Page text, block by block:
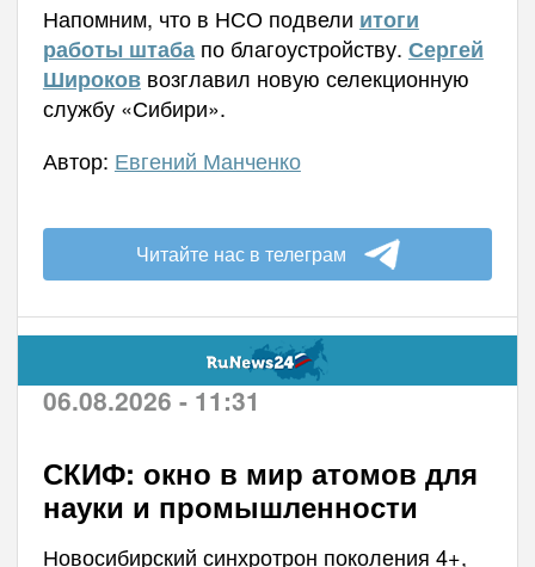
Напомним, что в НСО подвели итоги
работы штабапо благоустройству. Сергей
Широковвозглавил новую селекционную
службу «Сибири».
Автор: Евгений Манченко
Читайте нас в телеграм
06.08.2026 - 11:31
СКИФ: окно в мир атомов для
науки и промышленности
Новосибирский синхротрон поколения 4+,